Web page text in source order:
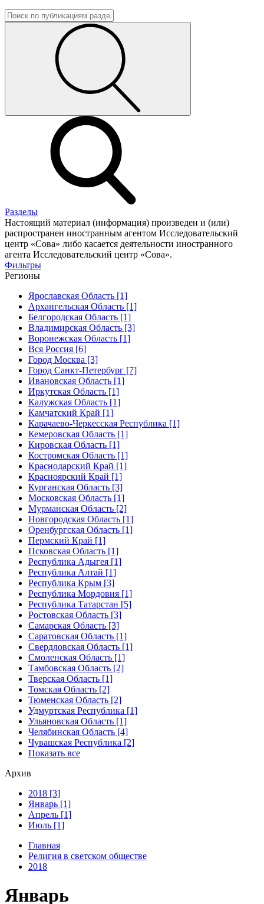
Разделы
Настоящий материал (информация) произведен и (или)
распространен иностранным агентом Исследовательский
центр «Сова» либо касается деятельности иностранного
агента Исследовательский центр «Сова».
Фильтры
Регионы
Ярославская Область [1]
Архангельская Область [1]
Белгородская Область [1]
Владимирская Область [3]
Воронежская Область [1]
Вся Россия [6]
Город Москва [3]
Город Санкт-Петербург [7]
Ивановская Область [1]
Иркутская Область [1]
Калужская Область [1]
Камчатский Край [1]
Карачаево-Черкесская Республика [1]
Кемеровская Область [1]
Кировская Область [1]
Костромская Область [1]
Краснодарский Край [1]
Красноярский Край [1]
Курганская Область [3]
Московская Область [1]
Мурманская Область [2]
Новгородская Область [1]
Оренбургская Область [1]
Пермский Край [1]
Псковская Область [1]
Республика Адыгея [1]
Республика Алтай [1]
Республика Крым [3]
Республика Мордовия [1]
Республика Татарстан [5]
Ростовская Область [3]
Самарская Область [3]
Саратовская Область [1]
Свердловская Область [1]
Смоленская Область [1]
Тамбовская Область [2]
Тверская Область [1]
Томская Область [2]
Тюменская Область [2]
Удмуртская Республика [1]
Ульяновская Область [1]
Челябинская Область [4]
Чувашская Республика [2]
Показать все
Архив
2018 [3]
Январь [1]
Апрель [1]
Июль [1]
Главная
Религия в светском обществе
2018
Январь